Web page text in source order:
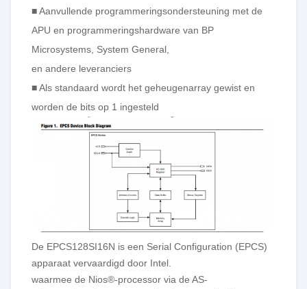
■ Aanvullende programmeringsondersteuning met de
APU en programmeringshardware van BP
Microsystems, System General,
en andere leveranciers
■ Als standaard wordt het geheugenarray gewist en
worden de bits op 1 ingesteld
De EPCS128SI16N is een Serial Configuration (EPCS)
apparaat vervaardigd door Intel.
waarmee de Nios®-processor via de AS-